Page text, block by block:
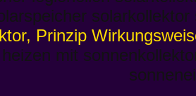
Prinzip
mit